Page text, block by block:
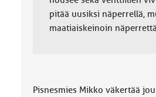
pitää uusiksi näperrellä,
maatiaiskeinoin
Pisnesmies Mikko väkertää